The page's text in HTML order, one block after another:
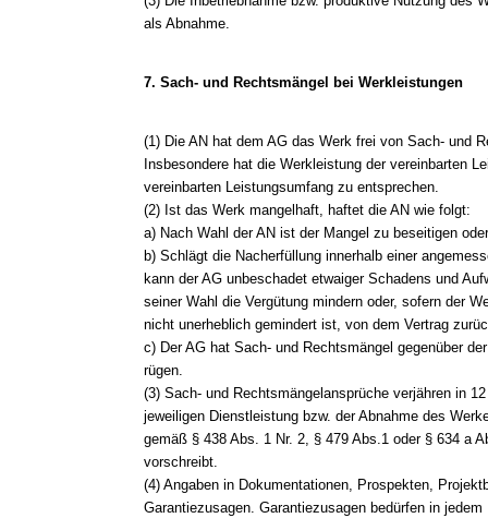
als Abnahme.
7. Sach- und Rechtsmängel bei Werkleistungen
(1) Die AN hat dem AG das Werk frei von Sach- und
Insbesondere hat die Werkleistung der vereinbarten
vereinbarten Leistungsumfang zu entsprechen.
(2) Ist das Werk mangelhaft, haftet die AN wie folgt:
a) Nach Wahl der AN ist der Mangel zu beseitigen
b) Schlägt die Nacherfüllung innerhalb einer
kann der AG unbeschadet etwaiger Schadens und
seiner Wahl die Vergütung mindern oder, sofern der
nicht unerheblich gemindert ist, von dem Vertrag
c) Der AG hat Sach- und Rechtsmängel gegenüber
rügen.
(3) Sach- und Rechtsmängelansprüche verjähren in
jeweiligen Dienstleistung bzw. der Abnahme des
gemäß § 438 Abs. 1 Nr. 2, § 479 Abs.1 oder § 634 a
vorschreibt.
(4) Angaben in Dokumentationen, Prospekten,
Garantiezusagen. Garantiezusagen bedürfen in